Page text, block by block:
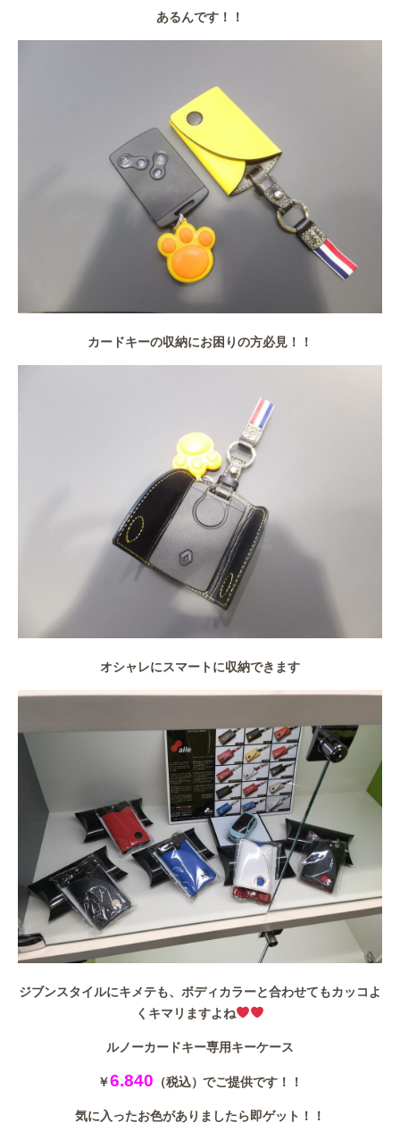
あるんです！！
カードキーの収納にお困りの方必見！！
オシャレにスマートに収納できます
ジブンスタイルにキメテも、ボディカラーと合わせてもカッコよ
くキマリますよね
ルノーカードキー専用キーケース
￥6.840 （税込）でご提供です！！
気に入ったお色がありましたら即ゲット！！